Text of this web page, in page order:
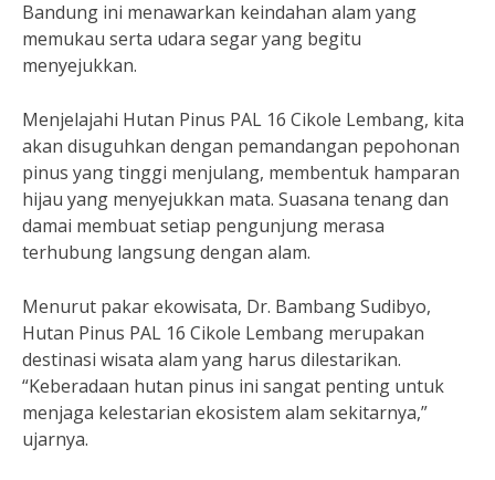
Bandung ini menawarkan keindahan alam yang
memukau serta udara segar yang begitu
menyejukkan.
Menjelajahi Hutan Pinus PAL 16 Cikole Lembang, kita
akan disuguhkan dengan pemandangan pepohonan
pinus yang tinggi menjulang, membentuk hamparan
hijau yang menyejukkan mata. Suasana tenang dan
damai membuat setiap pengunjung merasa
terhubung langsung dengan alam.
Menurut pakar ekowisata, Dr. Bambang Sudibyo,
Hutan Pinus PAL 16 Cikole Lembang merupakan
destinasi wisata alam yang harus dilestarikan.
“Keberadaan hutan pinus ini sangat penting untuk
menjaga kelestarian ekosistem alam sekitarnya,”
ujarnya.